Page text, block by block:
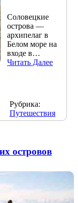
Соловецкие
острова —
архипелаг в
Белом море на
входе в…
Читать Далее
Рубрика:
Путешествия
островов